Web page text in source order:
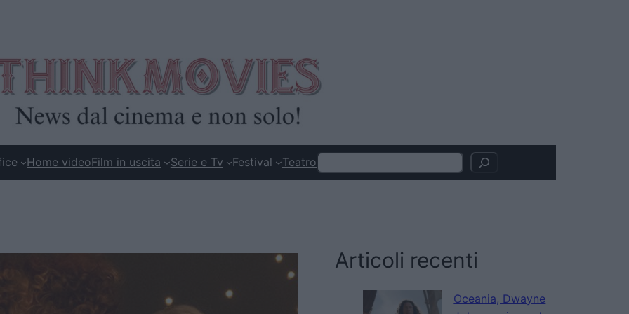
Home videoFilm in uscita Serie e Tv Festival TeatroSearch
Articoli recenti
Oceania, Dwayne